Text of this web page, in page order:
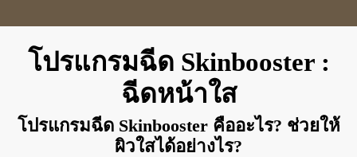
โปรแกรมฉีด Skinbooster :
ฉีดหน้าใส
โปรแกรมฉีด Skinbooster คืออะไร? ช่วยให้
ผิวใสได้อย่างไร?